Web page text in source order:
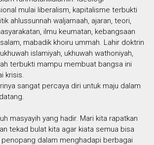
mulai liberalism, kapitalisme terbukti
ahlussunnah waljamaah, ajaran, teori,
ilmu keumatan, kebangsaan
mabadik khoiru ummah. Lahir doktrin
islamiyah, ukhuwah wathoniyah,
terbukti mampu membuat bangsa ini
krisis.
sangat percaya diri untuk maju dalam
masyayih yang hadir. Mari kita rapatkan
tekad bulat kita agar kiata semua bisa
penopang dalam menghadapi berbagai